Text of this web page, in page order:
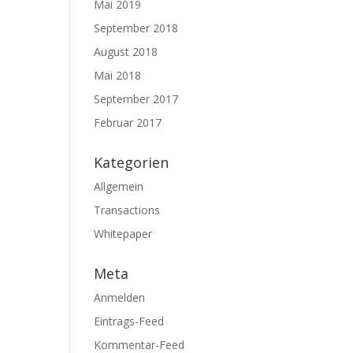
Mai 2019
September 2018
August 2018
Mai 2018
September 2017
Februar 2017
Kategorien
Allgemein
Transactions
Whitepaper
Meta
Anmelden
Eintrags-Feed
Kommentar-Feed